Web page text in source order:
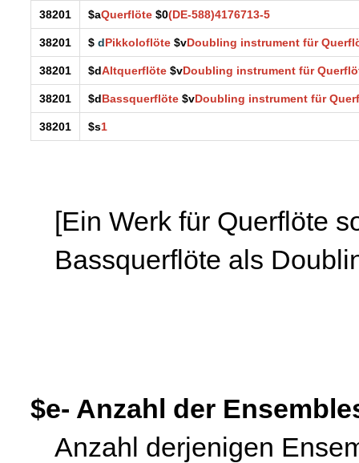
38201 $aQuerflöte $0(DE-588)4176713-5
38201 $ dPikkoloflöte $vDoubling instrument für
38201 $dAltquerflöte $vDoubling instrument für
38201 $dBassquerflöte $vDoubling instrument für
38201 $s1
[Ein Werk für Querflöte
Bassquerflöte als
$e- Anzahl der
Anzahl derjenigen